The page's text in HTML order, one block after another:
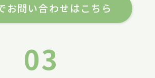
お問い合わせはこちら
03